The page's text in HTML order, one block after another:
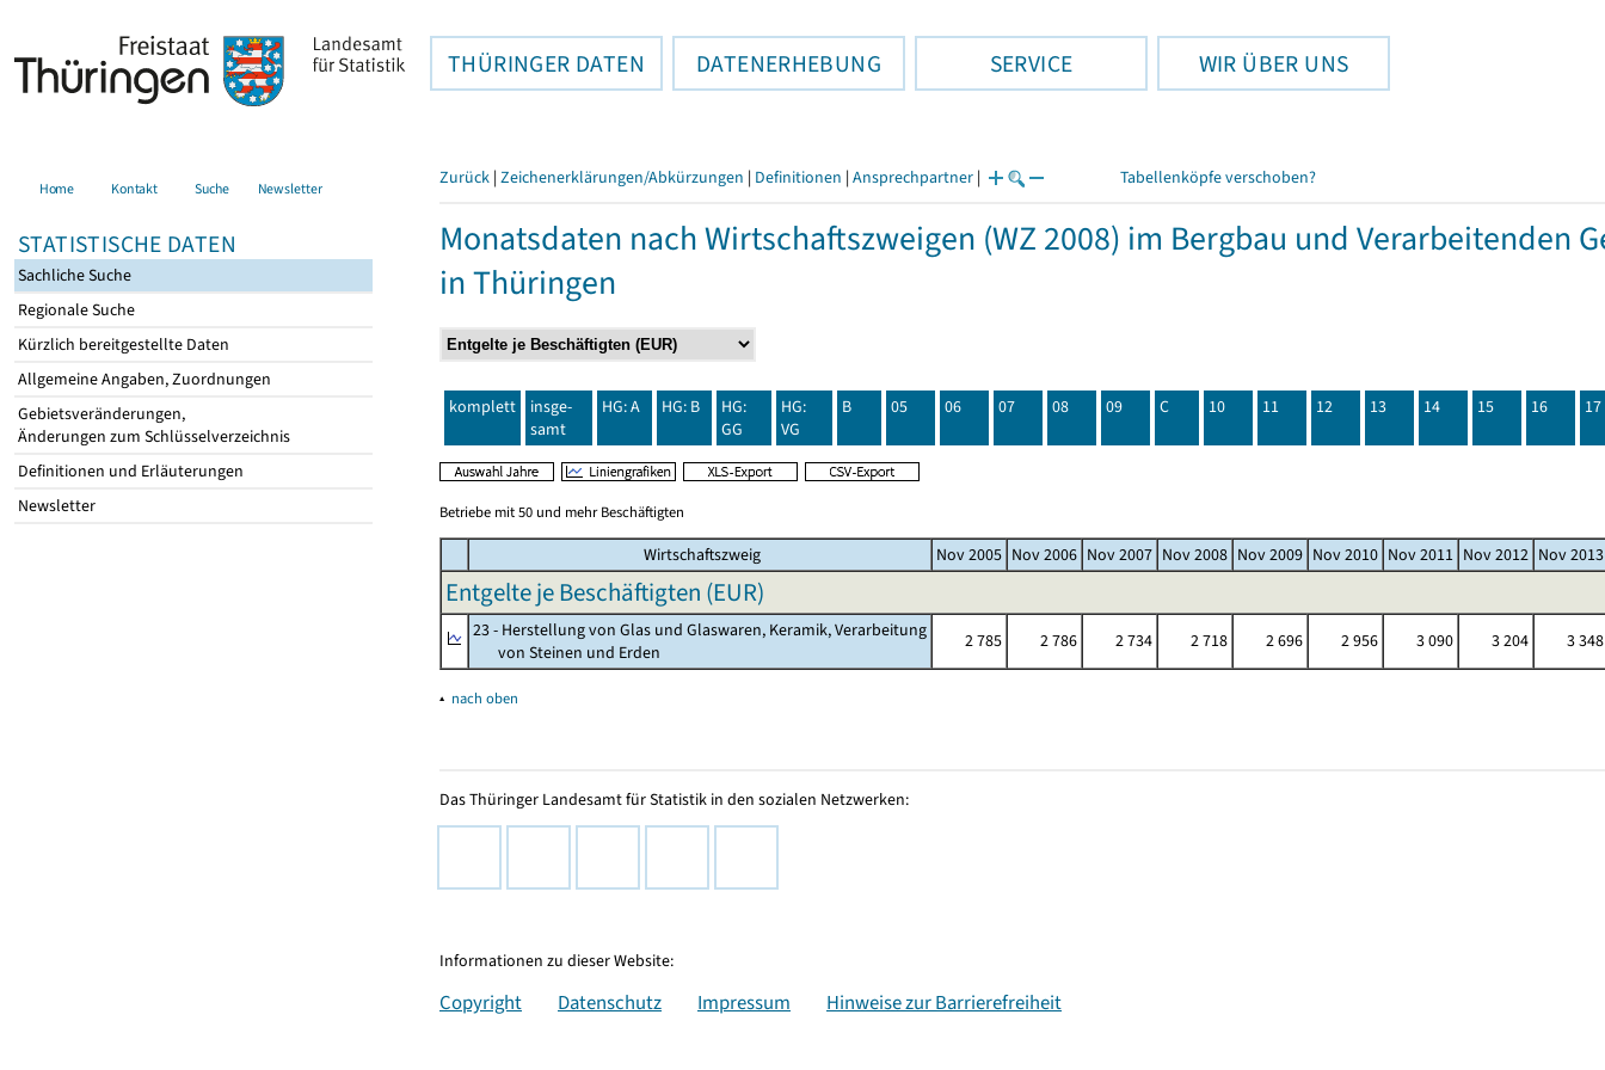
THÜRINGER DATEN DATENERHEBUNG SERVICE WIR ÜBER UNS
Home Kontakt Suche Newsletter
STATISTISCHE DATEN
Sachliche Suche
Regionale Suche
Kürzlich bereitgestellte Daten
Allgemeine Angaben, Zuordnungen
Gebietsveränderungen,
Änderungen zum Schlüsselverzeichnis
Definitionen und Erläuterungen
Newsletter
Zurück | Zeichenerklärungen/Abkürzungen | Definitionen | Ansprechpartner | Tabellenköpfe verschoben?
Monatsdaten nach Wirtschaftszweigen (WZ 2008) im Bergbau und Verarbeitenden
in Thüringen
komplett
insge-
samt
HG: A HG: B
HG:
GG
HG:
VG
B 05 06 07 08 09 C 10 11 12 13 14 15 16 17
Betriebe mit 50 und mehr Beschäftigten
Wirtschaftszweig Nov 2005 Nov 2006 Nov 2007 Nov 2008 Nov 2009 Nov 2010 Nov 2011 Nov 2012 Nov 2013
Entgelte je Beschäftigten (EUR)
23 - Herstellung von Glas und Glaswaren, Keramik, Verarbeitung
von Steinen und Erden
2 785 2 786 2 734 2 718 2 696 2 956 3 090 3 204 3 348
▴ nach oben
Das Thüringer Landesamt für Statistik in den sozialen Netzwerken:
Informationen zu dieser Website:
Copyright Datenschutz Impressum Hinweise zur Barrierefreiheit